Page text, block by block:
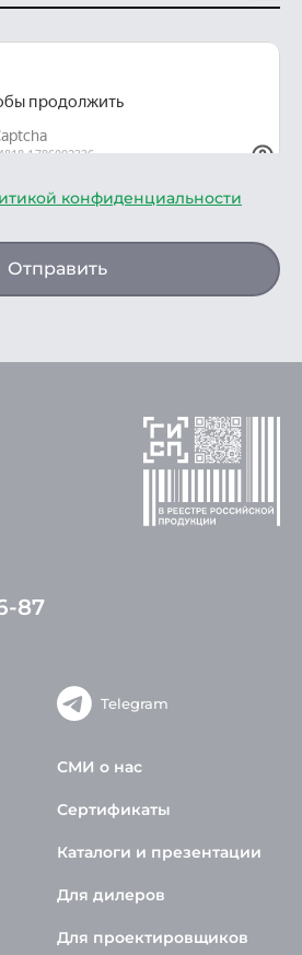
конфиденциальности
Отправить
87
Telegram
СМИ о нас
Сертификаты
Каталоги и презентации
Для дилеров
Для проектировщиков